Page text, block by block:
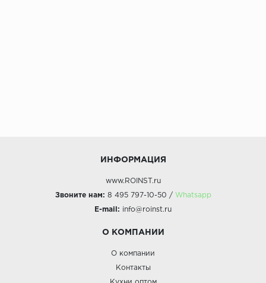
ИНФОРМАЦИЯ
www.ROINST.ru
Звоните нам: 8 495 797-10-50 / Whatsapp
E-mail: info@roinst.ru
О КОМПАНИИ
О компании
Контакты